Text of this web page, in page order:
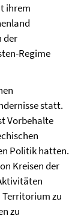
ihrem
der
Regime
statt.
Vorbehalte
Politik hatten.
Kreisen der
zu
zu